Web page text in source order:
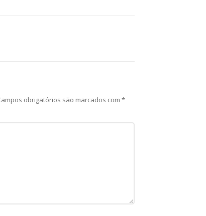
obrigatórios são marcados com *